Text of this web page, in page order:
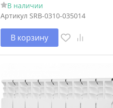
В наличии
Артикул SRB-0310-035014
В корзину